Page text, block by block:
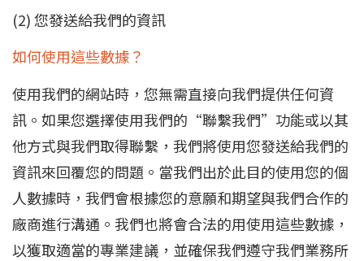
(2) 您發送給我們的資訊
如何使用這些數據？
使用我們的網站時，您無需直接向我們提供任何資
訊。如果您選擇使用我們的“聯繫我們”功能或以其
他方式與我們取得聯繫，我們將使用您發送給我們的
資訊來回覆您的問題。當我們出於此目的使用您的個
人數據時，我們會根據您的意願和期望與我們合作的
廠商進行溝通。我們也將會合法的用使用這些數據，
以獲取適當的專業建議，並確保我們遵守我們業務所